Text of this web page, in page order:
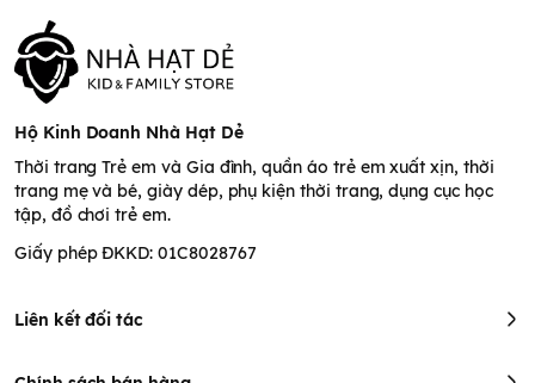
Hộ Kinh Doanh Nhà Hạt Dẻ
Thời trang Trẻ em và Gia đình, quần áo trẻ em xuất xịn, thời
trang mẹ và bé, giày dép, phụ kiện thời trang, dụng cục học
tập, đồ chơi trẻ em.
Giấy phép ĐKKD: 01C8028767
Liên kết đối tác